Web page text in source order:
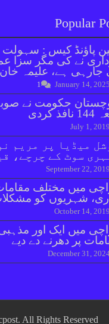
Popular
پاؤنڈ کیس :
نے کی مگر سزا
جارہی ہے، علیمہ خان
January 14, 2025
1
حکومت نے
کردی
July 1, 2019
میڈیا پر مریم
سوٹ کے چرچے،
September 22, 2019
میں مختلف
شہریوں کو
October 14, 2019
پر دھرنے دے دیے
December 31,
All Rights Reserved